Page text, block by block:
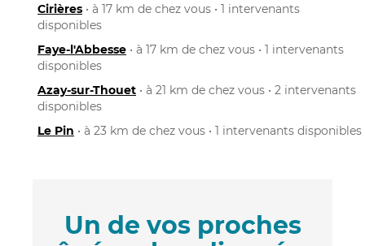
Cirières • à 17 km de chez vous • 1 intervenants
disponibles
Faye-l'Abbesse • à 17 km de chez vous • 1 intervenants
disponibles
Azay-sur-Thouet • à 21 km de chez vous • 2 intervenants
disponibles
Le Pin • à 23 km de chez vous • 1 intervenants disponibles
Un de vos proches